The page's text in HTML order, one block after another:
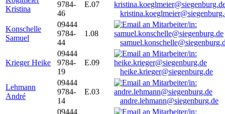
Kristina
9784-
46
E.07
Konschelle
Samuel
09444
9784-
44
1.08
Krieger Heike
09444
9784-
19
E.09
heike.krieger@siegenburg.de
Lehmann
André
09444
9784-
14
E.03
andre.lehmann@siegenburg.de
09444